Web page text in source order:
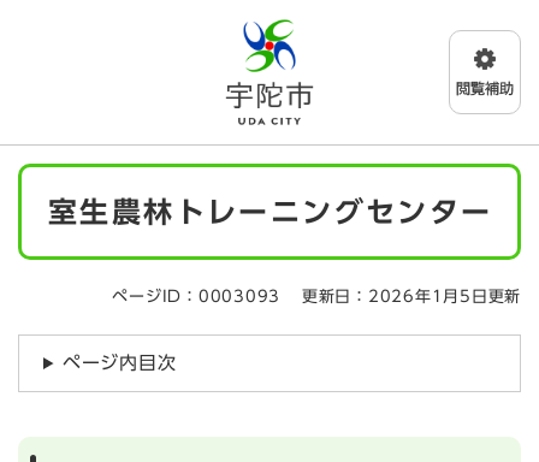
メニューを飛ばして本文へ
本
室生農林トレーニングセンター
ページID：0003093 更新日：2026年1月5日更新
ページ内目次